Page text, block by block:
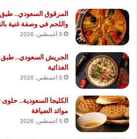
المرقوق السعودي.. طبق
واللحم في وصفة غنية
5 أغسطس، 2026
الجريش السعودي.. طبق
الغذائية
5 أغسطس، 2026
الكليجا السعودية..
موائد الضيافة
5 أغسطس، 2026